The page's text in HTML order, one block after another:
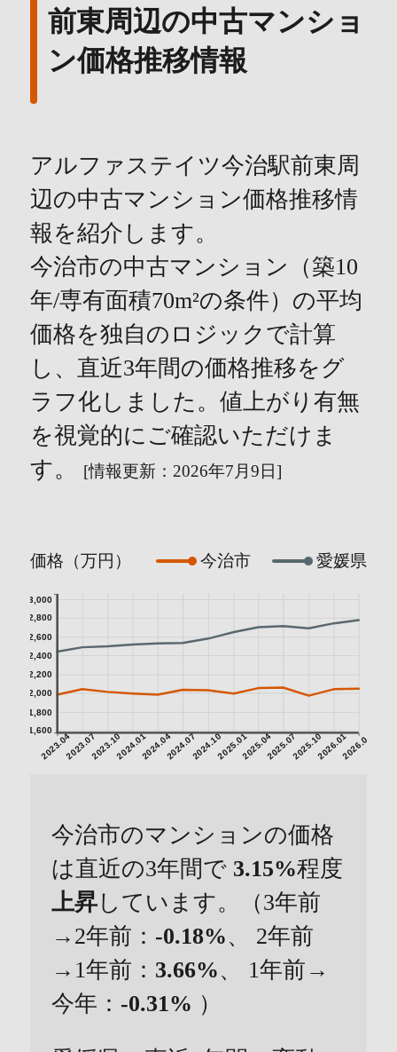
前東周辺の中古マンショ
ン価格推移情報
アルファステイツ今治駅前東周
辺の中古マンション価格推移情
報を紹介します。
今治市の中古マンション（築10
年/専有面積70m²の条件）の平均
価格を独自のロジックで計算
し、直近3年間の価格推移をグ
ラフ化しました。値上がり有無
を視覚的にご確認いただけま
す。
[情報更新：2026年7月9日]
価格（万円） 今治市 愛媛県
2023.042023.072023.102024.012024.042024.072024.102025.012025.042025.072025.102026.012026.04
1,600
1,800
2,000
2,200
2,400
2,600
2,800
3,000
今治市のマンションの価格
は直近の3年間で 3.15%程度
上昇しています。（3年前
→2年前： -0.18%、 2年前
→1年前： 3.66%、 1年前→
今年： -0.31% ）